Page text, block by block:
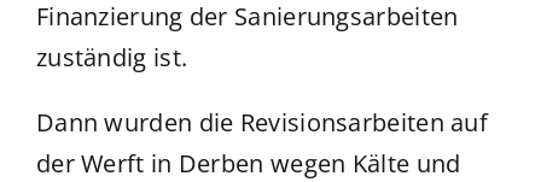
Finanzierung der Sanierungsarbeiten
zuständig ist.
Dann wurden die Revisionsarbeiten auf
der Werft in Derben wegen Kälte und